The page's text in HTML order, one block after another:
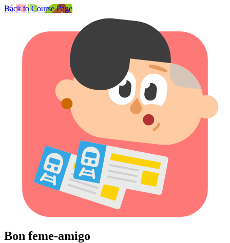
Back to Course Page
Bon feme-amigo